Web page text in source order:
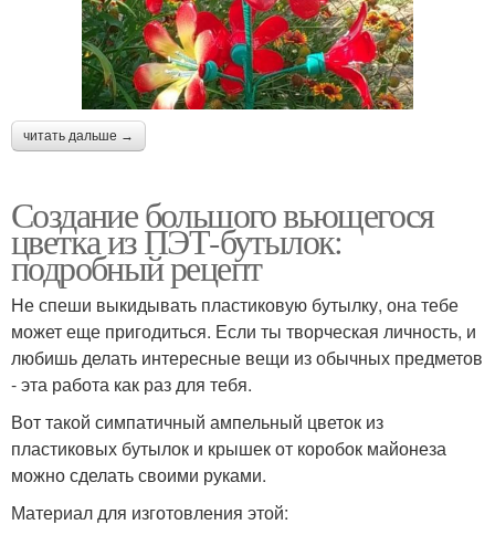
читать дальше →
Создание большого вьющегося
цветка из ПЭТ-бутылок:
подробный рецепт
Не спеши выкидывать пластиковую бутылку, она тебе
может еще пригодиться. Если ты творческая личность, и
любишь делать интересные вещи из обычных предметов
- эта работа как раз для тебя.
Вот такой симпатичный ампельный цветок из
пластиковых бутылок и крышек от коробок майонеза
можно сделать своими руками.
Материал для изготовления этой: